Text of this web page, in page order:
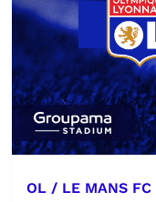
OL / LE MANS FC